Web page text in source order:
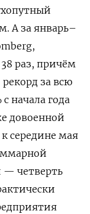
А за январь–
раз, причём
за всю
начала года
довоенной
середине мая
— четверть